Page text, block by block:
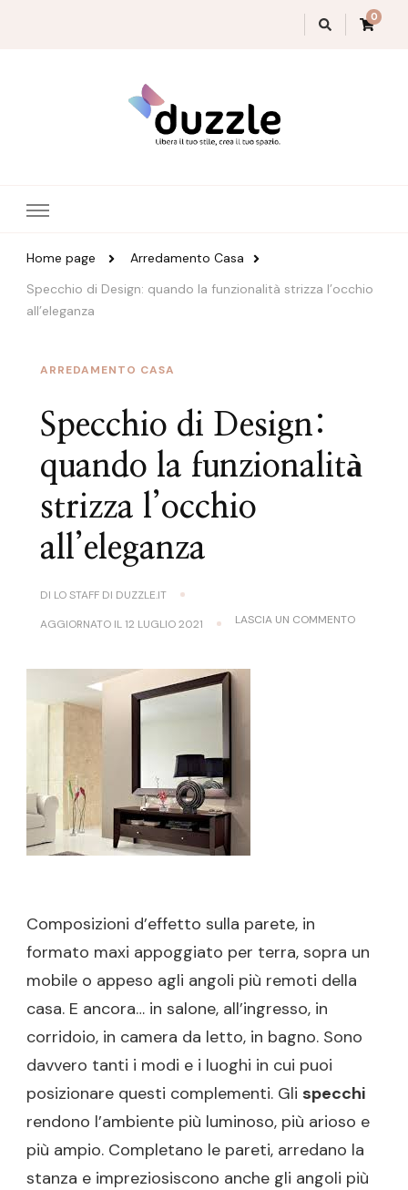
0
Home page
Arredamento Casa
Specchio di Design: quando la funzionalità strizza l’occhio
all’eleganza
ARREDAMENTO CASA
Specchio di Design:
quando la funzionalità
strizza l’occhio
all’eleganza
DI LO STAFF DI DUZZLE.IT
AGGIORNATO IL 12 LUGLIO 2021 LASCIA UN COMMENTOSU
Composizioni d’effetto sulla parete, in
formato maxi appoggiato per terra, sopra un
mobile o appeso agli angoli più remoti della
casa. E ancora… in salone, all’ingresso, in
corridoio, in camera da letto, in bagno. Sono
davvero tanti i modi e i luoghi in cui puoi
posizionare questi complementi. Gli specchi
rendono l’ambiente più luminoso, più arioso e
più ampio. Completano le pareti, arredano la
stanza e impreziosiscono anche gli angoli più